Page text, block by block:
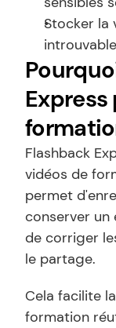
Stocker la
Flashback
vidéos de
permet
conserver
de corriger
le partage.
Cela facilite
formation